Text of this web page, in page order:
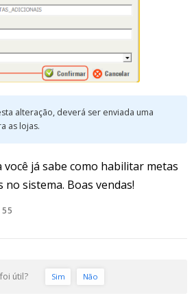
alteração, deverá ser enviada uma
as lojas.
já sabe como habilitar metas
no sistema. Boas vendas!
útil? Sim Não